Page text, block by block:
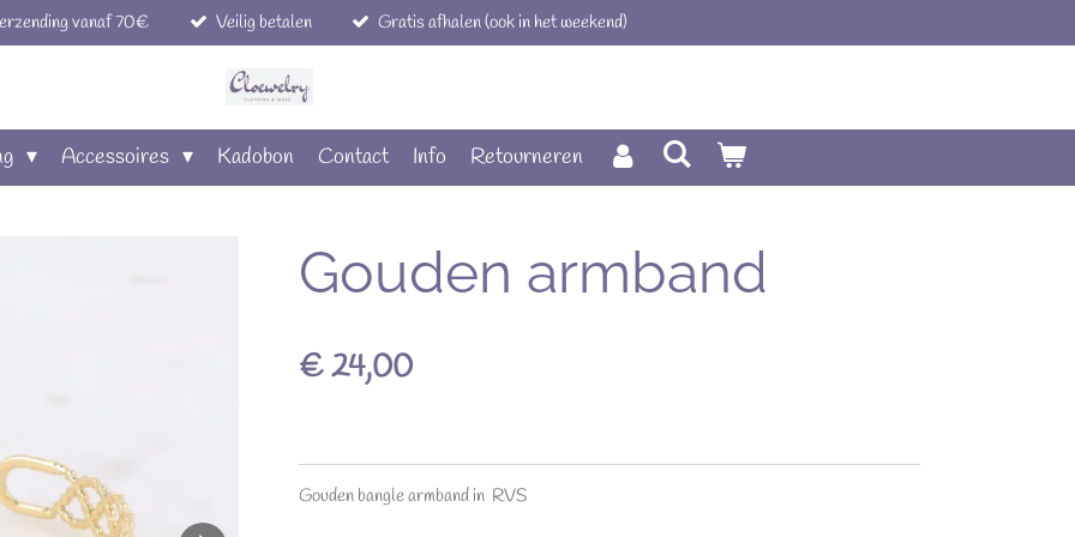
vanaf 70€ Veilig betalen Gratis afhalen (ook in het weekend)
Accessoires Kadobon Contact Info Retourneren
Gouden armband
€ 24,00
Gouden bangle armband in RVS